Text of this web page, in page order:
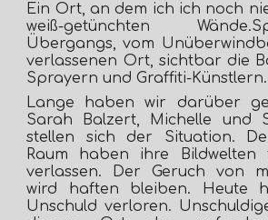
Ein Ort, an dem ich ich noch
weiß-getünchten
Übergangs, vom
verlassenen Ort, sichtbar die
Sprayern und Graffiti-Künstlern.
Lange haben wir darüber
Sarah Balzert, Michelle und
stellen sich der Situation.
Raum haben ihre
verlassen. Der Geruch von
wird haften bleiben. Heute
Unschuld verloren.